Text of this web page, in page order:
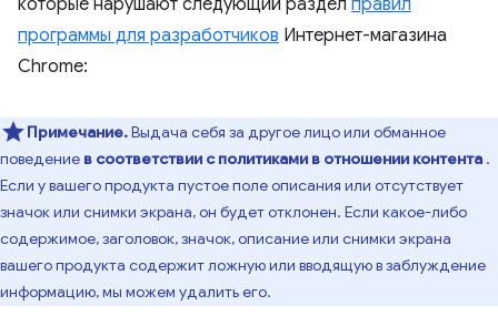
которые нарушают следующий раздел правил
программы для разработчиков Интернет-магазина
Chrome:
Примечание.Выдача себя за другое лицо или обманное
поведение в соответствии с политиками в отношении контента .
Если у вашего продукта пустое поле описания или отсутствует
значок или снимки экрана, он будет отклонен. Если какое-либо
содержимое, заголовок, значок, описание или снимки экрана
вашего продукта содержит ложную или вводящую в заблуждение
информацию, мы можем удалить его.